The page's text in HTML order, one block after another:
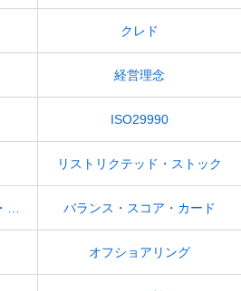
クレド
経営理念
ISO29990
リストリクテッド・ストック
バランス・スコア・カード
オフショアリング